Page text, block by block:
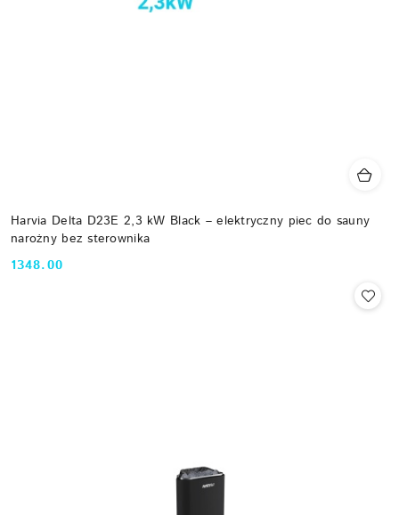
Harvia Delta D23E 2,3 kW Black – elektryczny piec do sauny
narożny bez sterownika
Cena:
1348.00